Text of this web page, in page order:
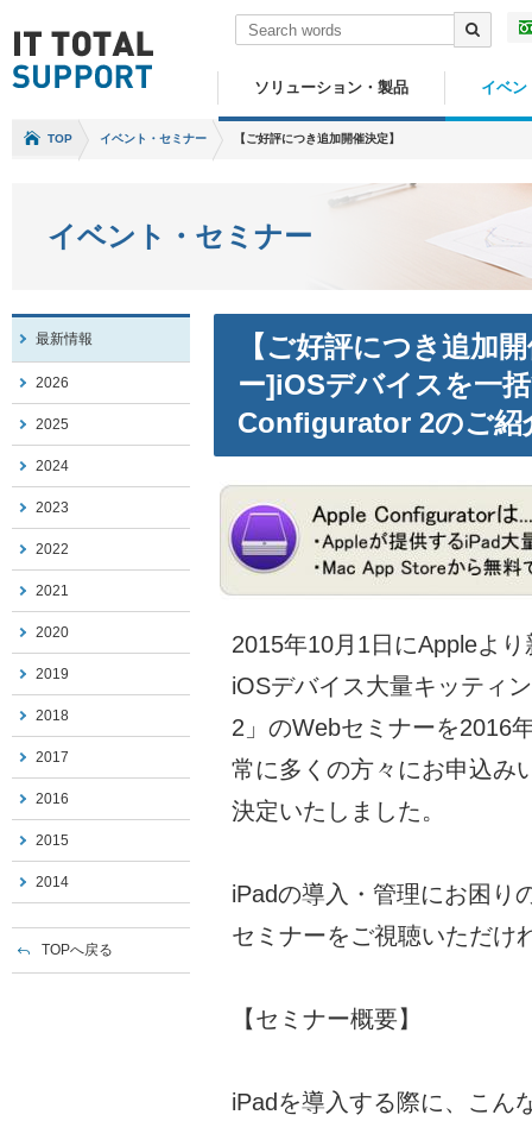
ソリューション・製品 イベン
TOP イベント・セミナー 【ご好評につき追加開催決定】
イベント・セミナー
【ご好評につき追加
ー]iOSデバイスを一
Configurator 2のご紹
2015年10月1日にAppleよ
iOSデバイス大量キッティ
2」のWebセミナーを2016
常に多くの方々にお申込み
決定いたしました。
iPadの導入・管理にお困り
セミナーをご視聴いただけ
【セミナー概要】
iPadを導入する際に、こん
最新情報
2026
2025
2024
2023
2022
2021
2020
2019
2018
2017
2016
2015
2014
TOPへ戻る